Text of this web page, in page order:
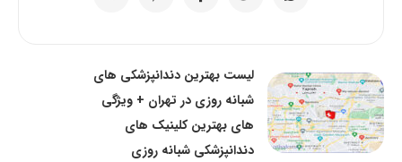
لیست بهترین دندانپزشکی های
شبانه روزی در تهران + ویژگی
های بهترین کلینیک های
دندانپزشکی شبانه روزی